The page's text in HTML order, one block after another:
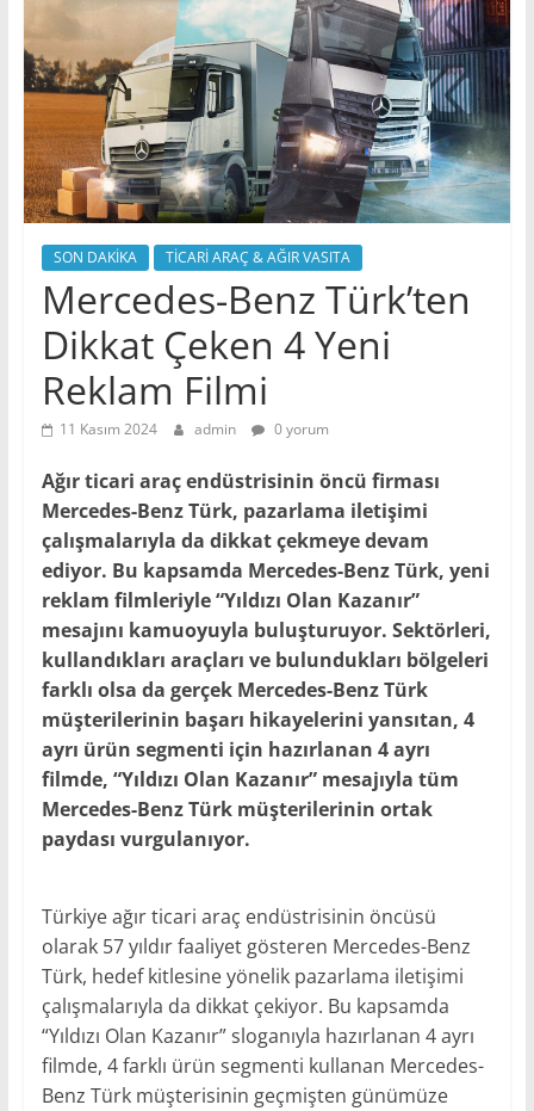
SON DAKİKA TİCARİ ARAÇ & AĞIR VASITA
Mercedes-Benz Türk’ten
Dikkat Çeken 4 Yeni
Reklam Filmi
11 Kasım 2024 admin 0 yorum
Ağır ticari araç endüstrisinin öncü firması
Mercedes-Benz Türk, pazarlama iletişimi
çalışmalarıyla da dikkat çekmeye devam
ediyor. Bu kapsamda Mercedes-Benz Türk, yeni
reklam filmleriyle “Yıldızı Olan Kazanır”
mesajını kamuoyuyla buluşturuyor. Sektörleri,
kullandıkları araçları ve bulundukları bölgeleri
farklı olsa da gerçek Mercedes-Benz Türk
müşterilerinin başarı hikayelerini yansıtan, 4
ayrı ürün segmenti için hazırlanan 4 ayrı
filmde, “Yıldızı Olan Kazanır” mesajıyla tüm
Mercedes-Benz Türk müşterilerinin ortak
paydası vurgulanıyor.
Türkiye ağır ticari araç endüstrisinin öncüsü
olarak 57 yıldır faaliyet gösteren Mercedes-Benz
Türk, hedef kitlesine yönelik pazarlama iletişimi
çalışmalarıyla da dikkat çekiyor. Bu kapsamda
“Yıldızı Olan Kazanır” sloganıyla hazırlanan 4 ayrı
filmde, 4 farklı ürün segmenti kullanan Mercedes-
Benz Türk müşterisinin geçmişten günümüze